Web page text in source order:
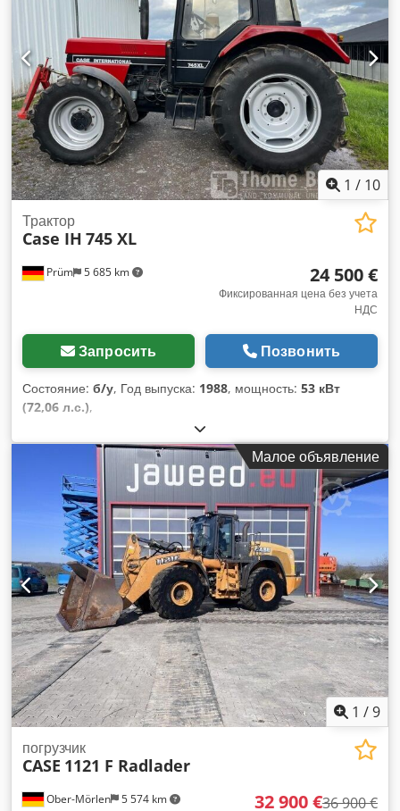
1 / 10
Prüm 5 685 km
Трактор
Case IH 745 XL
24 500 €
Фиксированная цена без учета
НДС
Запросить Позвонить
Состояние: б/у, Год выпуска: 1988, мощность: 53 кВт
(72,06 л.с.),
Малое объявление
1 /9
Ober-Mörlen 5 574 km
погрузчик
CASE 1121 F Radlader
32 900 €36 900 €